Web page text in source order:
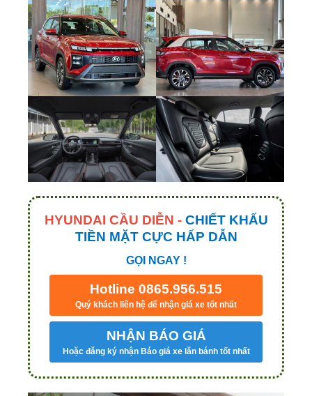
HYUNDAI CẦU DIỄN - CHIẾT KHẤU
TIỀN MẶT CỰC HẤP DẪN
GỌI NGAY !
Hotline 0865.956.515
Quý khách liên hệ để nhận giá xe tốt nhất
NHẬN BÁO GIÁ
Hoặc đăng ký nhận Báo giá xe lăn bánh tốt nhất